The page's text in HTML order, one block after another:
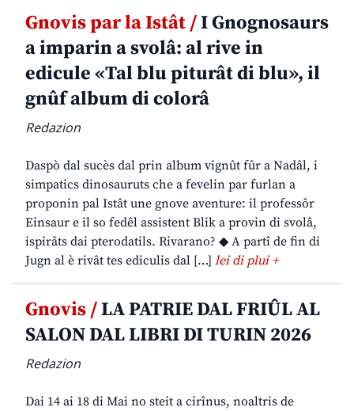
Gnovis par la Istât /I Gnognosaurs
a imparin a svolâ: al rive in
edicule «Tal blu piturât di blu», il
gnûf album di colorâ
Redazion
Daspò dal sucès dal prin album vignût fûr a Nadâl, i
simpatics dinosauruts che a fevelin par furlan a
proponin pal Istât une gnove aventure: il professôr
Einsaur e il so fedêl assistent Blik a provin di svolâ,
ispirâts dai pterodatils. Rivarano? ◆ A partî de fin di
Jugn al è rivât tes ediculis dal […] lei di plui +
Gnovis /LA PATRIE DAL FRIÛL AL
SALON DAL LIBRI DI TURIN 2026
Redazion
Dai 14 ai 18 di Mai no steit a cirînus, noaltris de